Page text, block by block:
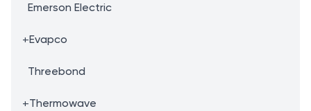
Emerson Electric
+Evapco
Threebond
+Thermowave